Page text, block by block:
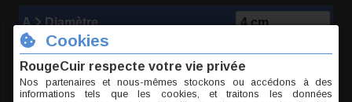
A Diamètre
FGRU062-4
434 g
33.70 € TTC l'unité